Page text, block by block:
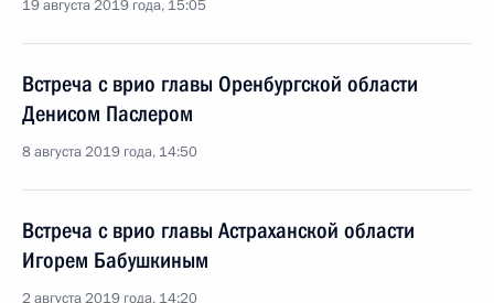
19 августа 2019 года, 15:05
Встреча с врио главы Оренбургской области
Денисом Паслером
8 августа 2019 года, 14:50
Встреча с врио главы Астраханской области
Игорем Бабушкиным
2 августа 2019 года, 14:20